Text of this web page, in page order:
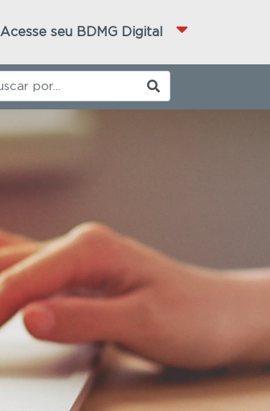
Acesse seu BDMG Digital